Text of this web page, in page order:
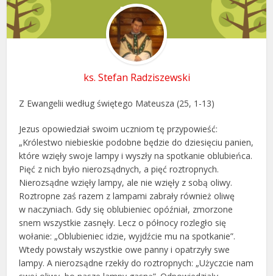
ks. Stefan Radziszewski
Z Ewangelii według świętego Mateusza (25, 1-13)
Jezus opowiedział swoim uczniom tę przypowieść:
„Królestwo niebieskie podobne będzie do dziesięciu panien,
które wzięły swoje lampy i wyszły na spotkanie oblubieńca.
Pięć z nich było nierozsądnych, a pięć roztropnych.
Nierozsądne wzięły lampy, ale nie wzięły z sobą oliwy.
Roztropne zaś razem z lampami zabrały również oliwę
w naczyniach. Gdy się oblubieniec opóźniał, zmorzone
snem wszystkie zasnęły. Lecz o północy rozległo się
wołanie: „Oblubieniec idzie, wyjdźcie mu na spotkanie”.
Wtedy powstały wszystkie owe panny i opatrzyły swe
lampy. A nierozsądne rzekły do roztropnych: „Użyczcie nam